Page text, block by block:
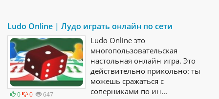
Ludo Online | Лудо играть онлайн по сети
0 0 647
Ludo Online это
многопользовательская
настольная онлайн игра. Это
действительно прикольно: ты
можешь сражаться с
соперниками по ин...